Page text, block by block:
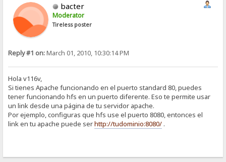
bacter
Moderator
Tireless poster
Reply #1 on:March 01, 2010, 10:30:14 PM
Hola v116v,
Si tienes Apache funcionando en el puerto standard 80, puedes
tener funcionando hfs en un puerto diferente. Eso te permite usar
un link desde una página de tu servidor apache.
Por ejemplo, configuras que hfs use el puerto 8080, entonces el
link en tu apache puede serhttp://tudominio:8080/ .